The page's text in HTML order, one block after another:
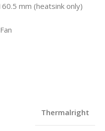
mm (heatsink only)
Thermalright